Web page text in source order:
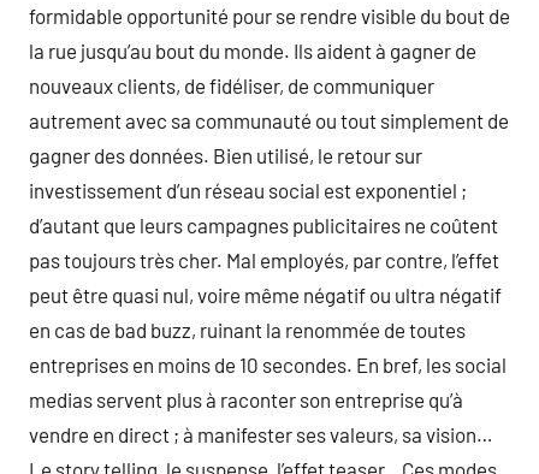
formidable opportunité pour se rendre visible du bout de
la rue jusqu’au bout du monde. Ils aident à gagner de
nouveaux clients, de fidéliser, de communiquer
autrement avec sa communauté ou tout simplement de
gagner des données. Bien utilisé, le retour sur
investissement d’un réseau social est exponentiel ;
d’autant que leurs campagnes publicitaires ne coûtent
pas toujours très cher. Mal employés, par contre, l’effet
peut être quasi nul, voire même négatif ou ultra négatif
en cas de bad buzz, ruinant la renommée de toutes
entreprises en moins de 10 secondes. En bref, les social
medias servent plus à raconter son entreprise qu’à
vendre en direct ; à manifester ses valeurs, sa vision…
Le story telling, le suspense, l’effet teaser…Ces modes